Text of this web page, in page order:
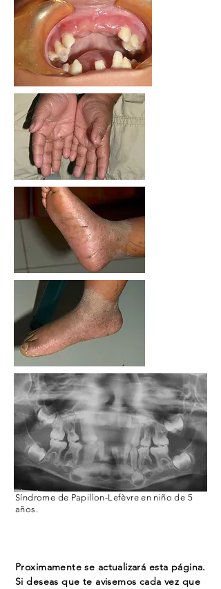
Síndrome de Papillon-Lefèvre en niño de 5
años.
Proximamente se actualizará esta página.
Si deseas que te avisemos cada vez que